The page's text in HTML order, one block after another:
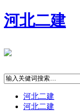
河北二建
河北二建
河北二建